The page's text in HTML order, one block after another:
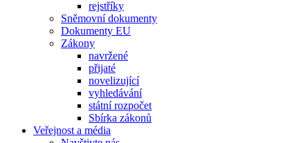
rejstříky
Sněmovní dokumenty
Dokumenty EU
Zákony
navržené
přijaté
novelizující
vyhledávání
státní rozpočet
Sbírka zákonů
Veřejnost a média